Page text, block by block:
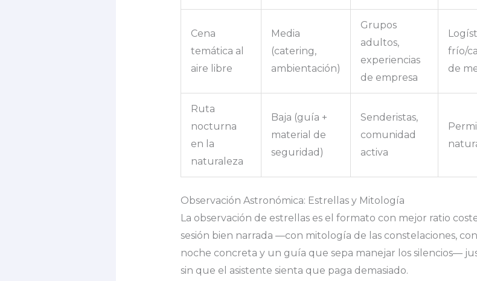
Cena
temática al
aire libre
Media
(catering,
ambientación)
Grupos
adultos,
experiencias
de empresa
frío/
de
Ruta
nocturna
en la
naturaleza
Baja (guía +
material de
seguridad)
Senderistas,
comunidad
activa
Observación Astronómica: Estrellas y Mitología
La observación de estrellas es el formato con mejor ratio
sesión bien narrada —con mitología de las constelaciones,
noche concreta y un guía que sepa manejar los silencios—
sin que el asistente sienta que paga demasiado.